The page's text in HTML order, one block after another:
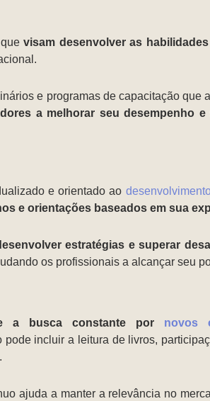
quevisam desenvolver as
e programas de capacitação que
a melhorar seu desempenho
e orientado ao
e orientações baseados em sua
estratégias e superar
os profissionais a alcançar seu
a busca constante por novos
pode incluir a leitura de livros,
ajuda a manter a relevância no